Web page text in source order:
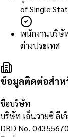
of Single
พนักงานบริษั
ต่างประเทศ
ข้อมูลติดต่อสำห
ชื่อบริษัท
บริษัท เอ็นวายซี ลีเ
DBD No.